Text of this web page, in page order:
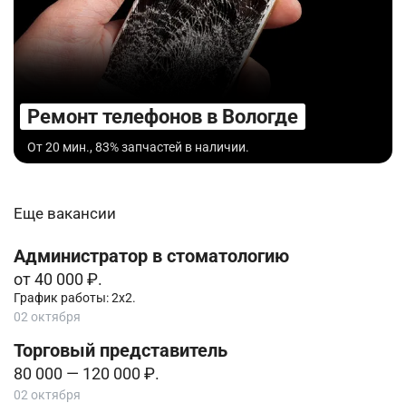
Ремонт телефонов в Вологде
От 20 мин., 83% запчастей в наличии.
Еще вакансии
Администратор в стоматологию
от 40 000 ₽.
График работы: 2х2.
02 октября
Торговый представитель
80 000 — 120 000 ₽.
02 октября